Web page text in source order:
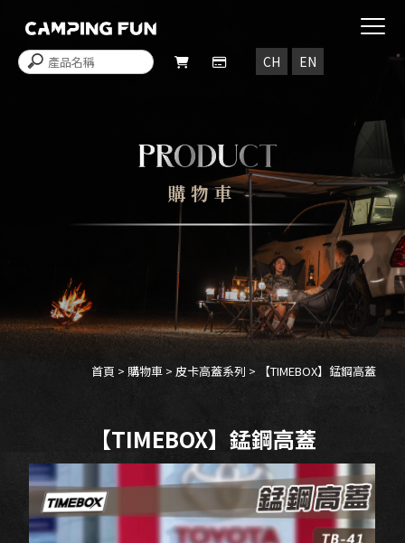
購物車
首頁 > 購物車> 皮卡高蓋系列 > 【TIMEBOX】錳鋼高蓋
【TIMEBOX】錳鋼高蓋